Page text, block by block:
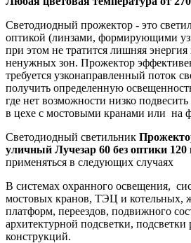
Светодиодный прожектор - это
оптикой (линзами, формирующими
при этом не тратится лишняя
ненужных зон. Прожектор
требуется узконаправленный поток
получить определенную
где нет возможности низко
в цехе с мостовыми кранами или на
Светодиодный светильник
уличный Лучезар 60 без оптики 120
применяться в следующих случаях
В системах охранного освещения,
мостовых кранов, ТЭЦ и котельных,
платформ, переездов, подвижного
архитектурной подсветки,
конструкций.